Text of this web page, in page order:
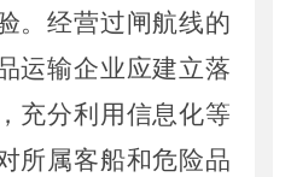
。经营过闸航线的
运输企业应建立落
充分利用信息化等
所属客船和危险品